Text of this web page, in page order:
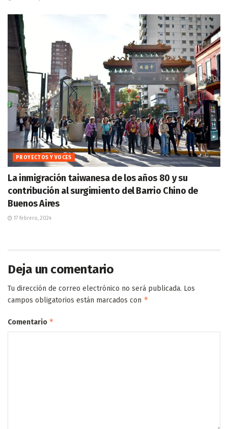
PROYECTOS Y VOCES
La inmigración taiwanesa de los años 80 y su
contribución al surgimiento del Barrio Chino de
Buenos Aires
17 febrero, 2024
Deja un comentario
Tu dirección de correo electrónico no será publicada. Los
campos obligatorios están marcados con *
Comentario *